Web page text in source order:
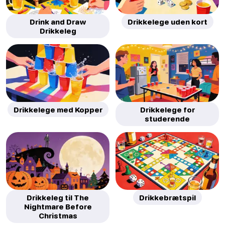
Drink and Draw
Drikkeleg
Drikkelege uden kort
Drikkelege med Kopper
Drikkelege for
studerende
Drikkeleg til The
Nightmare Before
Christmas
Drikkebrætspil